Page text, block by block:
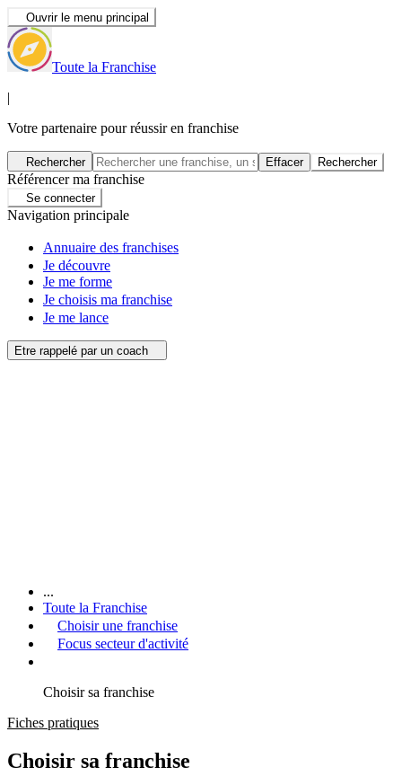
Ouvrir le menu principal
Toute la Franchise
|
Votre partenaire pour réussir en franchise
Rechercher Effacer Rechercher
Référencer ma franchise
Se connecter
Navigation principale
Annuaire des franchises
Je découvre
Je me forme
Je choisis ma franchise
Je me lance
Etre rappelé par un coach
...
Toute la Franchise
Choisir une franchise
Focus secteur d'activité
Choisir sa franchise
Fiches pratiques
Choisir sa franchise